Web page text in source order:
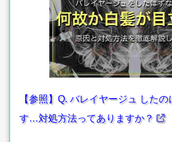
【参照】Q. バレイヤージュ した
す…対処方法ってありますか？